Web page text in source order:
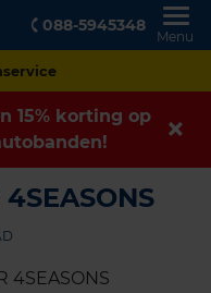
088-5945348
Menu
15% korting op